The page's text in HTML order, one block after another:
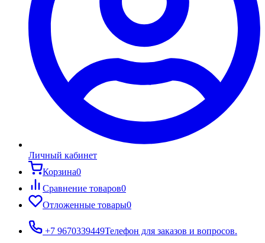
Личный кабинет
Корзина0
Сравнение товаров0
Отложенные товары0
+7 9670339449Телефон для заказов и вопросов.